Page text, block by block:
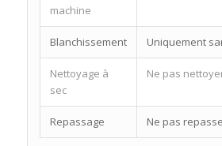
machine
Blanchissement Uniquement
Nettoyage à
sec
Ne pas
Repassage Ne pas